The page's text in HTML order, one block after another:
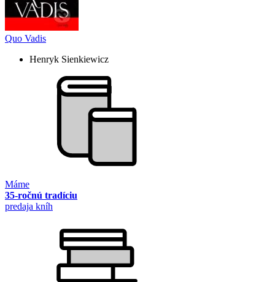
Quo Vadis
Henryk Sienkiewicz
Máme
35-ročnú tradíciu
predaja kníh